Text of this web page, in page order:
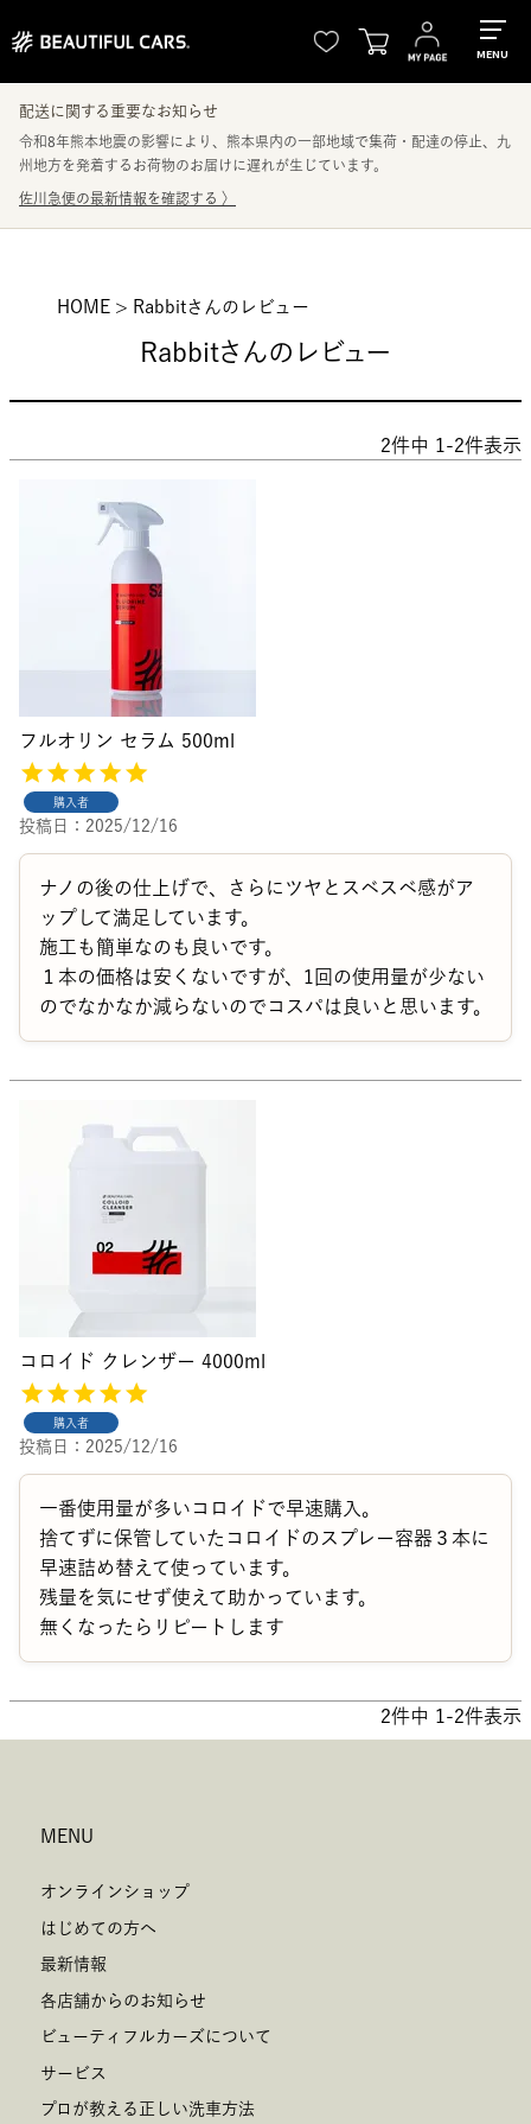
MENU
配送に関する重要なお知らせ
令和8年熊本地震の影響により、熊本県内の一部地域で集荷・配達の停止、九
州地方を発着するお荷物のお届けに遅れが生じています。
佐川急便の最新情報を確認する 〉
HOME Rabbitさんのレビュー
Rabbitさんのレビュー
2件中 1 -2件表示
フルオリン セラム 500ml
購入者
投稿日 2025/12/16
ナノの後の仕上げで、さらにツヤとスベスベ感がア
ップして満足しています。
施工も簡単なのも良いです。
１本の価格は安くないですが、1回の使用量が少ない
のでなかなか減らないのでコスパは良いと思います。
コロイド クレンザー 4000ml
購入者
投稿日 2025/12/16
一番使用量が多いコロイドで早速購入。
捨てずに保管していたコロイドのスプレー容器３本に
早速詰め替えて使っています。
残量を気にせず使えて助かっています。
無くなったらリピートします
2件中 1 -2件表示
MENU
オンラインショップ
はじめての方へ
最新情報
各店舗からのお知らせ
ビューティフルカーズについて
サービス
プロが教える正しい洗車方法